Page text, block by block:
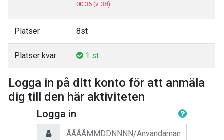
00:36 (v. 38)
Platser 8st
Platser kvar 1 st
Logga in på ditt konto för att anmäla
dig till den här aktiviteten
Logga in
Personnummer/Användarnamn